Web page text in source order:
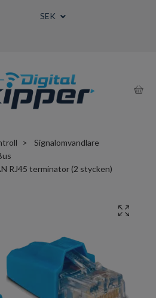
SEK
Signalomvandlare
RJ45 terminator (2 stycken)